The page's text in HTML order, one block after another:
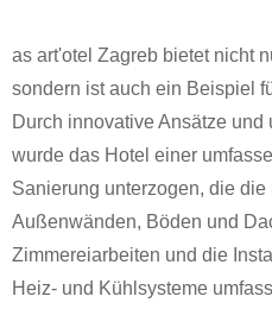
as art'otel Zagreb bietet nicht
sondern ist auch ein Beispiel
Durch innovative Ansätze
wurde das Hotel einer
Sanierung unterzogen, die die
Außenwänden, Böden und
Zimmereiarbeiten und die
Heiz- und Kühlsysteme